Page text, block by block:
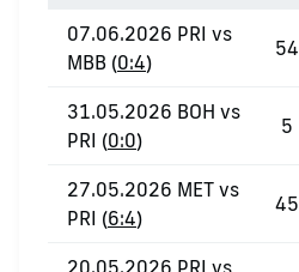
07.06.2026 PRI vs
MBB (0:4)
54
31.05.2026 BOH vs
PRI (0:0)
5
27.05.2026 MET vs
PRI (6:4)
45
20.05.2026 PRI vs